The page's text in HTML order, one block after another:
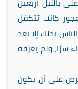
كانت تتكفل
بذلك إلا بعد
سرًا، ولم يعرفه
على أن يكون